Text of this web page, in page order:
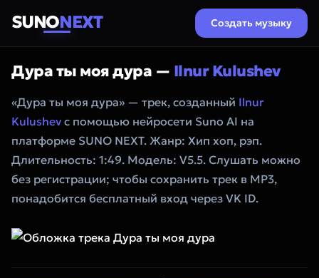
SUNONEXT Создать музыку
Дура ты моя дура — Ilnur Kulushev
«Дура ты моя дура» — трек, созданный Ilnur
Kulushev с помощью нейросети Suno AI на
платформе SUNO NEXT. Жанр: Хип хоп, рэп.
Длительность: 1:49. Модель: V5.5. Слушать можно
без регистрации; чтобы сохранить трек в MP3,
понадобится бесплатный вход через VK ID.